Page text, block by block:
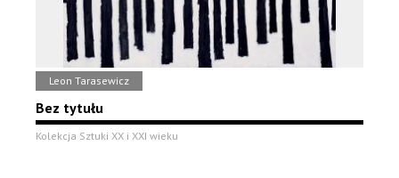
Leon Tarasewicz
Bez tytułu
Kolekcja Sztuki XX i XXI wieku